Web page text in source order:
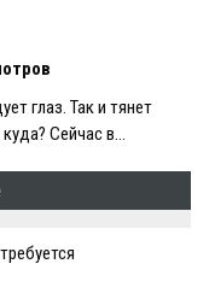
глаз. Так и тянет
Сейчас в…